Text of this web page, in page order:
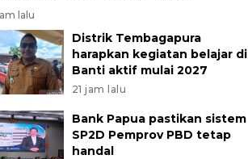
lalu
Distrik Tembagapura
harapkan kegiatan belajar di
Banti aktif mulai 2027
21 jam lalu
Bank Papua pastikan sistem
SP2D Pemprov PBD tetap
handal